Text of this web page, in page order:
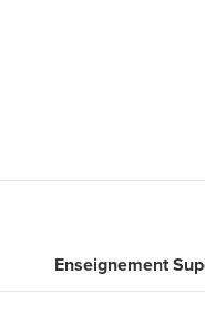
Enseignement